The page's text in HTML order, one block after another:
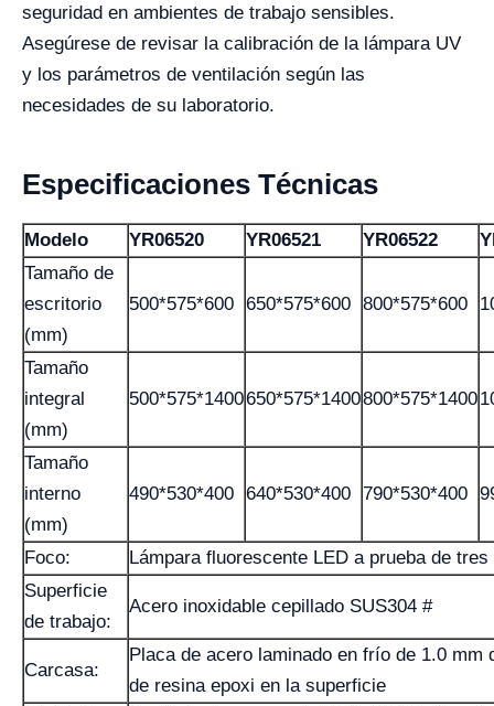
seguridad en ambientes de trabajo sensibles.
Asegúrese de revisar la calibración de la lámpara UV
y los parámetros de ventilación según las
necesidades de su laboratorio.
Especificaciones Técnicas
Modelo YR06520 YR06521 YR06522
Tamaño de
escritorio
(mm)
500*575*600 650*575*600 800*575*600
Tamaño
integral
(mm)
500*575*1400650*575*1400800*575*1400
Tamaño
interno
(mm)
490*530*400 640*530*400 790*530*400
Foco:
Lámpara fluorescente LED a prueba de
Superficie
de trabajo:
Acero inoxidable cepillado SUS304 #
Carcasa:
Placa de acero laminado en frío de 1.0 mm
de resina epoxi en la superficie